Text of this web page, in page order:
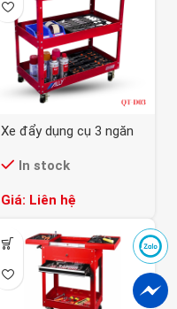
Xe đẩy dụng cụ 3 ngăn
In stock
Giá: Liên hệ